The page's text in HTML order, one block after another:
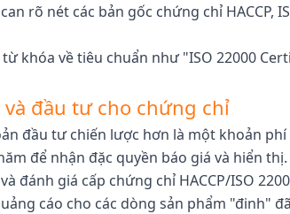
rõ nét các bản gốc chứng chỉ
khóa về tiêu chuẩn như "ISO 22000
đầu tư cho chứng chỉ
đầu tư chiến lược hơn là một khoản
để nhận đặc quyền báo giá và hiển thị.
đánh giá cấp chứng chỉ HACCP/ISO
cáo cho các dòng sản phẩm "đinh"